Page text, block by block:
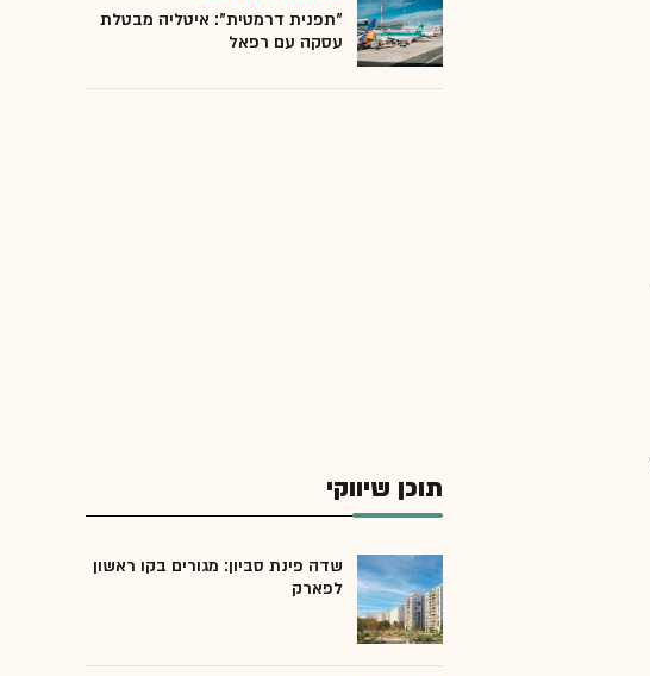
"תפנית דרמטית": איטליה מבטלת
עסקה עם רפאל
תוכן שיווקי
שדה פינת סביון: מגורים בקו ראשון
לפארק